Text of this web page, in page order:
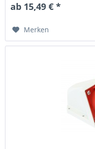
ab 15,49 € *
Merken